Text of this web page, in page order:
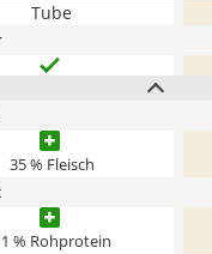
Tube
35 % Fleisch
% Rohprotein